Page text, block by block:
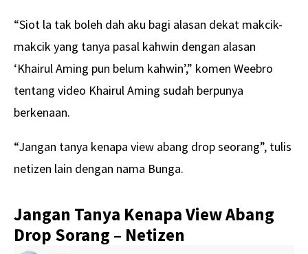
“Siot la tak boleh dah aku bagi alasan dekat makcik-
makcik yang tanya pasal kahwin dengan alasan
‘Khairul Aming pun belum kahwin’,” komen Weebro
tentang video Khairul Aming sudah berpunya
berkenaan.
“Jangan tanya kenapa view abang drop seorang”, tulis
netizen lain dengan nama Bunga.
Jangan Tanya Kenapa View Abang
Drop Sorang – Netizen